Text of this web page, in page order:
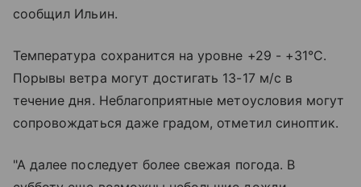
сообщил Ильин.
Температура сохранится на уровне +29 - +31°C.
Порывы ветра могут достигать 13-17 м/с в
течение дня. Неблагоприятные метоусловия могут
сопровождаться даже градом, отметил синоптик.
"А далее последует более свежая погода. В